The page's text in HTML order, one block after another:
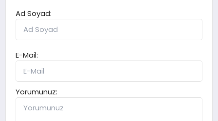
Ad Soyad:
E-Mail:
Yorumunuz: